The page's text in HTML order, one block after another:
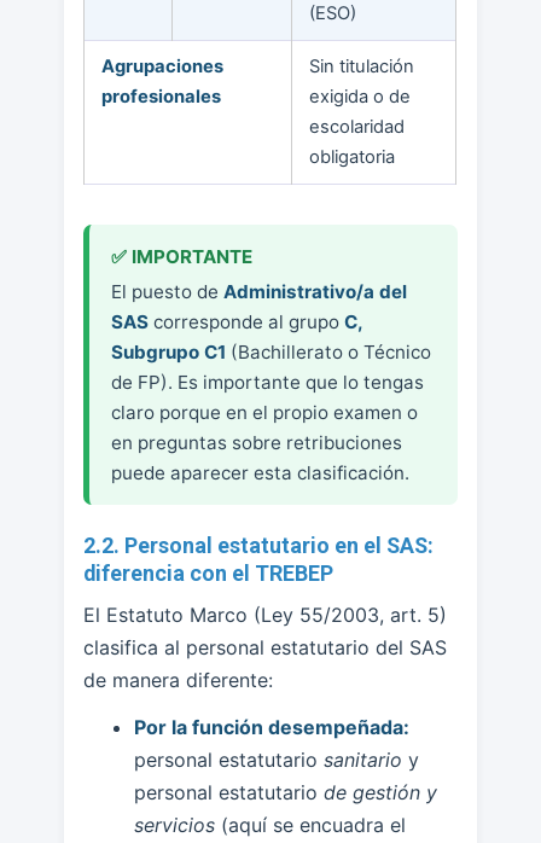
(ESO)
Agrupaciones
profesionales
Sin titulación
exigida o de
escolaridad
obligatoria
El puesto deAdministrativo/a del
SAS corresponde al grupoC,
Subgrupo C1 (Bachillerato o Técnico
de FP). Es importante que lo tengas
claro porque en el propio examen o
en preguntas sobre retribuciones
puede aparecer esta clasificación.
2.2. Personal estatutario en el SAS:
diferencia con el TREBEP
El Estatuto Marco (Ley 55/2003, art. 5)
clasifica al personal estatutario del SAS
de manera diferente:
Por la función desempeñada:
personal estatutariosanitario y
personal estatutariode gestión y
servicios (aquí se encuadra el